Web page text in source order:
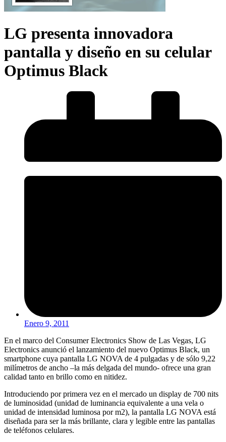
LG presenta innovadora
pantalla y diseño en su celular
Optimus Black
Enero 9, 2011
En el marco del Consumer Electronics Show de Las Vegas, LG
Electronics anunció el lanzamiento del nuevo Optimus Black, un
smartphone cuya pantalla LG NOVA de 4 pulgadas y de sólo 9,22
milímetros de ancho –la más delgada del mundo- ofrece una gran
calidad tanto en brillo como en nitidez.
Introduciendo por primera vez en el mercado un display de 700 nits
de luminosidad (unidad de luminancia equivalente a una vela o
unidad de intensidad luminosa por m2), la pantalla LG NOVA está
diseñada para ser la más brillante, clara y legible entre las pantallas
de teléfonos celulares.